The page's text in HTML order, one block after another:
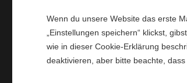
Wenn du unsere Website das erste
„Einstellungen speichern“ klickst,
wie in dieser Cookie-Erklärung
deaktivieren, aber bitte beachte,